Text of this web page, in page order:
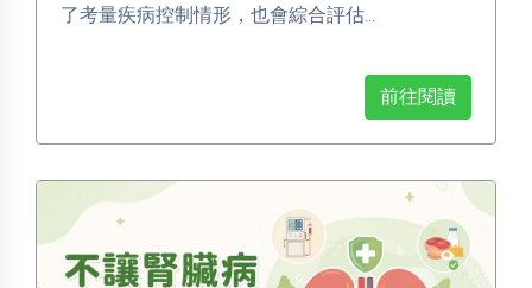
了考量疾病控制情形，也會綜合評估...
前往閱讀